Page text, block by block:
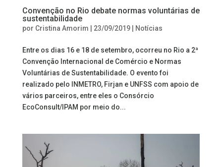
Convenção no Rio debate normas voluntárias de
sustentabilidade
por Cristina Amorim | 23/09/2019| Notícias
Entre os dias 16 e 18 de setembro, ocorreu no Rio a 2ª
Convenção Internacional de Comércio e Normas
Voluntárias de Sustentabilidade. O evento foi
realizado pelo INMETRO, Firjan e UNFSS com apoio de
vários parceiros, entre eles o Consórcio
EcoConsult/IPAM por meio do...